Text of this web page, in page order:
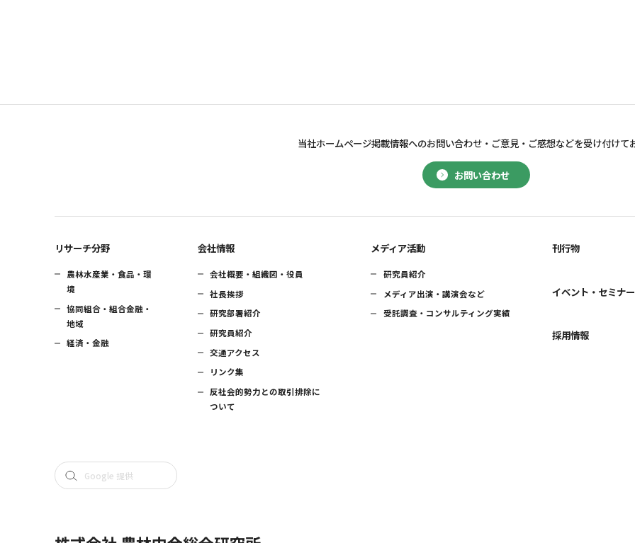
お問い合わせ
当社ホームページ掲載情報へのお問い合わせ・ ご意見・ご感想などを受け付けて
リサーチ分野
農林水産業・食品・環
境
協同組合・組合金融・
地域
経済・金融
会社情報
会社概要・組織図・役員
社長挨拶
研究部署紹介
研究員紹介
交通アクセス
リンク集
反社会的勢力との取引排除に
ついて
メディア活動
研究員紹介
メディア出演・講演会など
受託調査・コンサルティング実績
刊行物
イベント・セミナー
採用情報